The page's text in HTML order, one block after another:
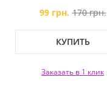
99 грн. 170 грн.
КУПИТЬ
Заказать в 1 клик